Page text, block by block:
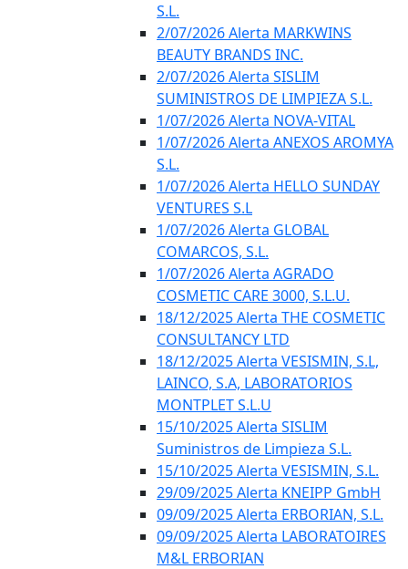
S.L.
2/07/2026 Alerta MARKWINS
BEAUTY BRANDS INC.
2/07/2026 Alerta SISLIM
SUMINISTROS DE LIMPIEZA S.L.
1/07/2026 Alerta NOVA-VITAL
1/07/2026 Alerta ANEXOS AROMYA
S.L.
1/07/2026 Alerta HELLO SUNDAY
VENTURES S.L
1/07/2026 Alerta GLOBAL
COMARCOS, S.L.
1/07/2026 Alerta AGRADO
COSMETIC CARE 3000, S.L.U.
18/12/2025 Alerta THE COSMETIC
CONSULTANCY LTD
18/12/2025 Alerta VESISMIN, S.L,
LAINCO, S.A, LABORATORIOS
MONTPLET S.L.U
15/10/2025 Alerta SISLIM
Suministros de Limpieza S.L.
15/10/2025 Alerta VESISMIN, S.L.
29/09/2025 Alerta KNEIPP GmbH
09/09/2025 Alerta ERBORIAN, S.L.
09/09/2025 Alerta LABORATOIRES
M&L ERBORIAN